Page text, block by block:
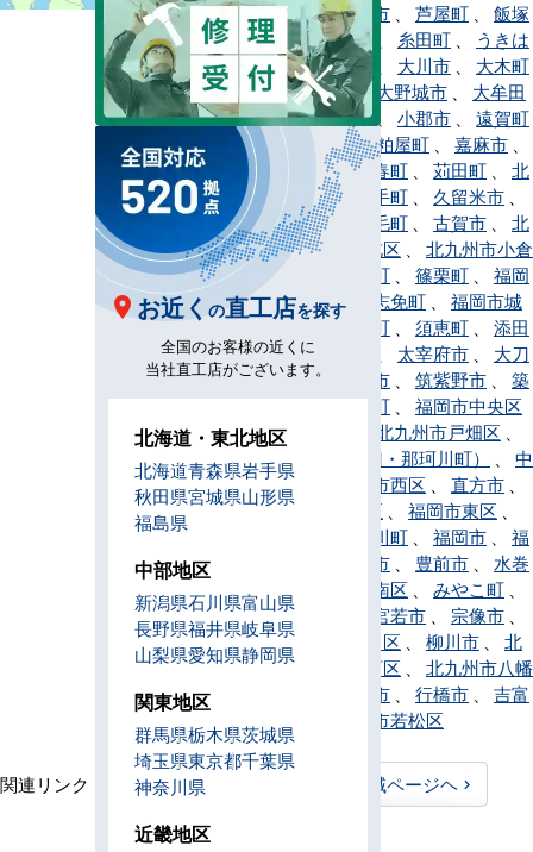
赤村 、朝倉市 芦屋町
飯塚
、 糸島市 糸田町
うきは
市、宇美町 大川市
大木町
、大任町、 大野城市
大牟田
市、岡垣町 、 小郡市
遠賀町
、
春日市、粕屋町 嘉麻市
川崎町、香春町 苅田町
北
九州市、 鞍手町 久留米市
桂川町、 上毛町 古賀市
北
九州市小倉北区
北九州市小倉
南区
小竹町 篠栗町
福岡
市早良区
志免町
福岡市城
南区、新宮町 須恵町
添田
町、 太宰府市
大刀
洗町 、 筑後市 筑紫野市
築
上町、筑前町
福岡市中央区
、
北九州市戸畑区
那珂川市（旧・那珂川町）
中
間市
福岡市西区 直方市
福岡市博多区
福岡市東区
広川町 福岡市
福
福津市 豊前市
水巻
福岡市南区 みやこ町
みやま市
宮若市 宗像市
北九州市門司区
柳川市
北
九州市八幡西区
北九州市八幡
八女市 行橋市
吉富
北九州市若松区
関連リンク： TOPページヘ
福岡県全域ページヘ
福岡県直工店所在地
お近く の直工店を探す
全国のお客様の近くに
当社直工店がございます。
北海道・東北地区
北海道青森県岩手県
秋田県宮城県山形県
福島県
中部地区
新潟県石川県富山県
長野県福井県岐阜県
山梨県愛知県静岡県
関東地区
群馬県栃木県茨城県
埼玉県東京都千葉県
神奈川県
近畿地区